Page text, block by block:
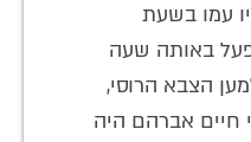
עמו בשעת
באותה שעה
הצבא הרוסי,
חיים אברהם היה